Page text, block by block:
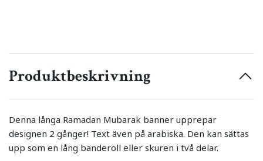
Produktbeskrivning
Denna långa Ramadan Mubarak banner upprepar
designen 2 gånger! Text även på arabiska. Den kan sättas
upp som en lång banderoll eller skuren i två delar.